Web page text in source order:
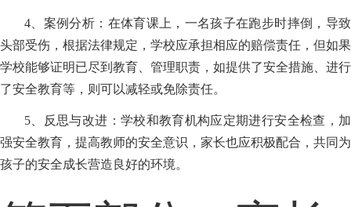
4、案例分析：在体育课上，一名孩子在跑步时摔倒，导致
头部受伤，根据法律规定，学校应承担相应的赔偿责任，但如果
学校能够证明已尽到教育、管理职责，如提供了安全措施、进行
了安全教育等，则可以减轻或免除责任。
5、反思与改进：学校和教育机构应定期进行安全检查，加
强安全教育，提高教师的安全意识，家长也应积极配合，共同为
孩子的安全成长营造良好的环境。